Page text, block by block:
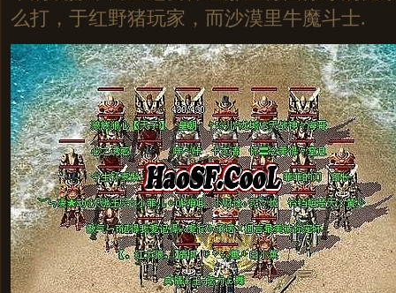
么打，于红野猪玩家，而沙漠里牛魔斗士.